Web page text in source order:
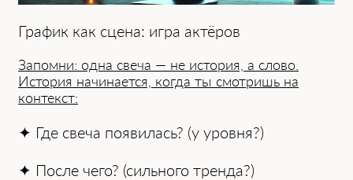
График как сцена: игра актёров
Запомни: одна свеча — не история, а слово.
История начинается, когда ты смотришь на
контекст:
✦ Где свеча появилась? (у уровня?)
✦ После чего? (сильного тренда?)